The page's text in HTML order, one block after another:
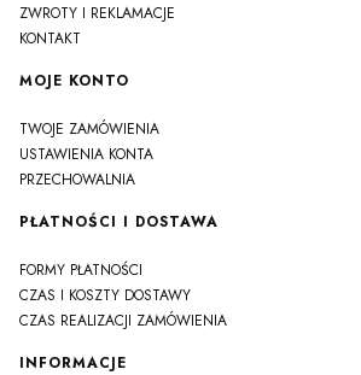
ZWROTY I REKLAMACJE
KONTAKT
MOJE KONTO
TWOJE ZAMÓWIENIA
USTAWIENIA KONTA
PRZECHOWALNIA
PŁATNOŚCI I DOSTAWA
FORMY PŁATNOŚCI
CZAS I KOSZTY DOSTAWY
CZAS REALIZACJI ZAMÓWIENIA
INFORMACJE